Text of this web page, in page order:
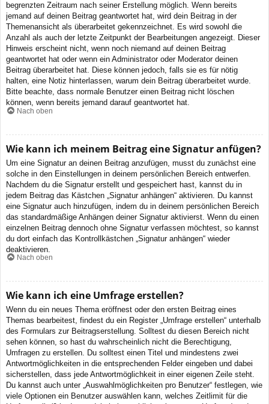
begrenzten Zeitraum nach seiner Erstellung möglich. Wenn bereits
jemand auf deinen Beitrag geantwortet hat, wird dein Beitrag in der
Themenansicht als überarbeitet gekennzeichnet. Es wird sowohl die
Anzahl als auch der letzte Zeitpunkt der Bearbeitungen angezeigt. Dieser
Hinweis erscheint nicht, wenn noch niemand auf deinen Beitrag
geantwortet hat oder wenn ein Administrator oder Moderator deinen
Beitrag überarbeitet hat. Diese können jedoch, falls sie es für nötig
halten, eine Notiz hinterlassen, warum dein Beitrag überarbeitet wurde.
Bitte beachte, dass normale Benutzer einen Beitrag nicht löschen
können, wenn bereits jemand darauf geantwortet hat.
Nach oben
Wie kann ich meinem Beitrag eine Signatur anfügen?
Um eine Signatur an deinen Beitrag anzufügen, musst du zunächst eine
solche in den Einstellungen in deinem persönlichen Bereich entwerfen.
Nachdem du die Signatur erstellt und gespeichert hast, kannst du in
jedem Beitrag das Kästchen „Signatur anhängen“ aktivieren. Du kannst
eine Signatur auch hinzufügen, indem du in deinem persönlichen Bereich
das standardmäßige Anhängen deiner Signatur aktivierst. Wenn du einen
einzelnen Beitrag dennoch ohne Signatur verfassen möchtest, so kannst
du dort einfach das Kontrollkästchen „Signatur anhängen“ wieder
deaktivieren.
Nach oben
Wie kann ich eine Umfrage erstellen?
Wenn du ein neues Thema eröffnest oder den ersten Beitrag eines
Themas bearbeitest, findest du ein Register „Umfrage erstellen“ unterhalb
des Formulars zur Beitragserstellung. Solltest du diesen Bereich nicht
sehen können, so hast du wahrscheinlich nicht die Berechtigung,
Umfragen zu erstellen. Du solltest einen Titel und mindestens zwei
Antwortmöglichkeiten in die entsprechenden Felder eingeben und dabei
sicherstellen, dass jede Antwortmöglichkeit in einer eigenen Zeile steht.
Du kannst auch unter „Auswahlmöglichkeiten pro Benutzer“ festlegen, wie
viele Optionen ein Benutzer auswählen kann, welches Zeitlimit für die